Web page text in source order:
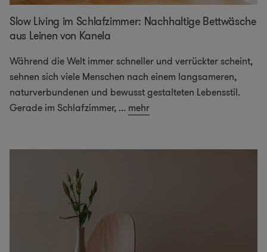
Slow Living im Schlafzimmer: Nachhaltige Bettwäsche
aus Leinen von Kanela
Während die Welt immer schneller und verrückter scheint,
sehnen sich viele Menschen nach einem langsameren,
naturverbundenen und bewusst gestalteten Lebensstil.
Gerade im Schlafzimmer, ... mehr